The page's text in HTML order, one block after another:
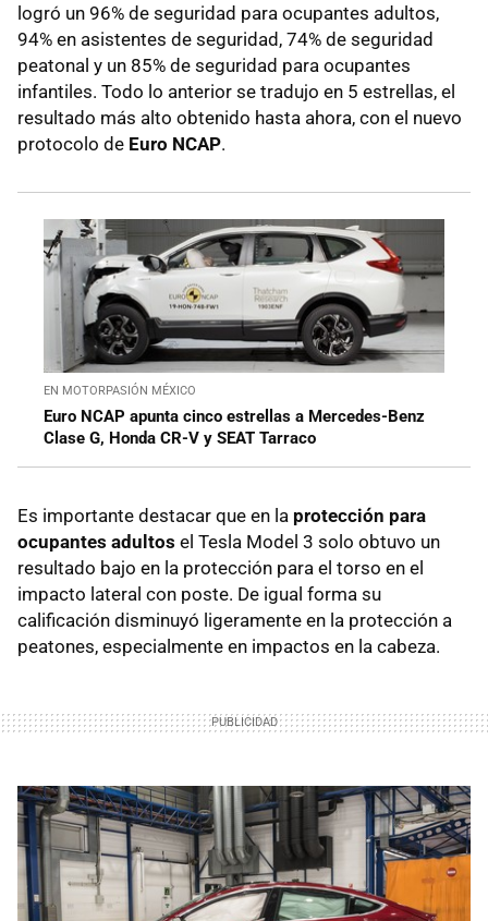
logró un 96% de seguridad para ocupantes adultos,
94% en asistentes de seguridad, 74% de seguridad
peatonal y un 85% de seguridad para ocupantes
infantiles. Todo lo anterior se tradujo en 5 estrellas, el
resultado más alto obtenido hasta ahora, con el nuevo
protocolo de Euro NCAP.
EN MOTORPASIÓN MÉXICO
Euro NCAP apunta cinco estrellas a Mercedes-Benz
Clase G, Honda CR-V y SEAT Tarraco
Es importante destacar que en la protección para
ocupantes adultos el Tesla Model 3 solo obtuvo un
resultado bajo en la protección para el torso en el
impacto lateral con poste. De igual forma su
calificación disminuyó ligeramente en la protección a
peatones, especialmente en impactos en la cabeza.